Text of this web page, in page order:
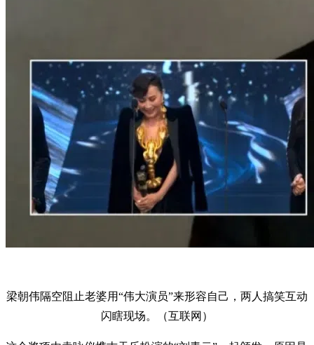
梁朝伟隔空阻止老婆用“伟大演员”来形容自己，两人搞笑互动
闪瞎现场。（互联网）